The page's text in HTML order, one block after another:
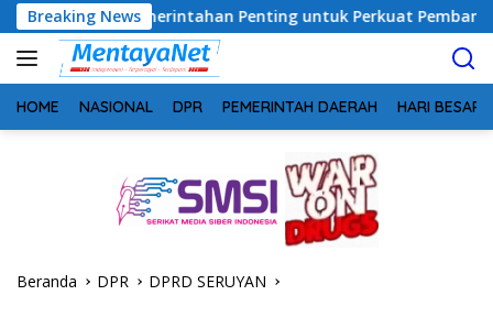
Langsung
ke
konten
Breaking NewsPenting untuk Perkuat Pembangunan Desa
HOME NASIONAL DPR PEMERINTAH DAERAH HARI BESAR
Beranda DPR DPRD SERUYAN